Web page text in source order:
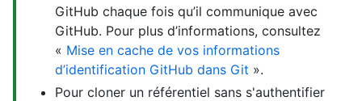
GitHub chaque fois qu’il communique avec
GitHub. Pour plus d’informations, consultez
« Mise en cache de vos informations
d’identification GitHub dans Git ».
Pour cloner un référentiel sans s'authentifier